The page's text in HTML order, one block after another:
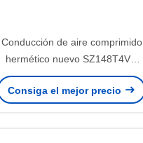
Conducción de aire comprimido
hermético nuevo SZ148T4VC
SZ148-4VAI Para partes HVAC
Consiga el mejor precio